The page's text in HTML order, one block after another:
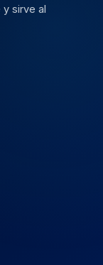
sirve al